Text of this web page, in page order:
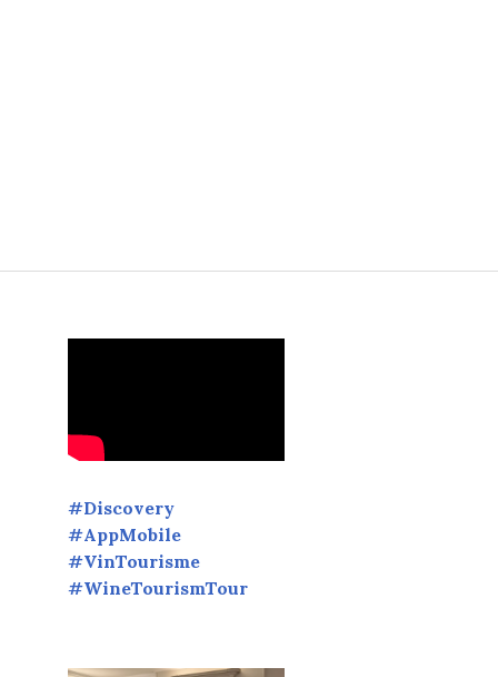
de sublimes inspirations œnologiques.
#Discovery
#AppMobile
#VinTourisme
#WineTourismTour